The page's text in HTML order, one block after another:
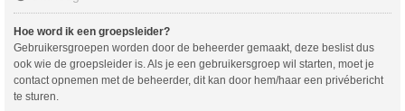
Hoe word ik een groepsleider?
Gebruikersgroepen worden door de beheerder gemaakt, deze beslist dus
ook wie de groepsleider is. Als je een gebruikersgroep wil starten, moet je
contact opnemen met de beheerder, dit kan door hem/haar een privébericht
te sturen.